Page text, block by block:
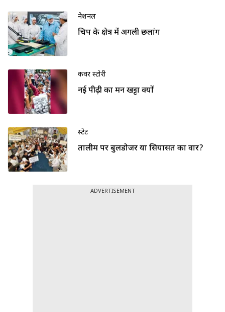
नेशनल
चिप के क्षेत्र में अगली छलांग
कवर स्टोरी
नई पीढ़ी का मन खट्टा क्यों
स्टेट
तालीम पर बुलडोजर या सियासत का वार?
ADVERTISEMENT